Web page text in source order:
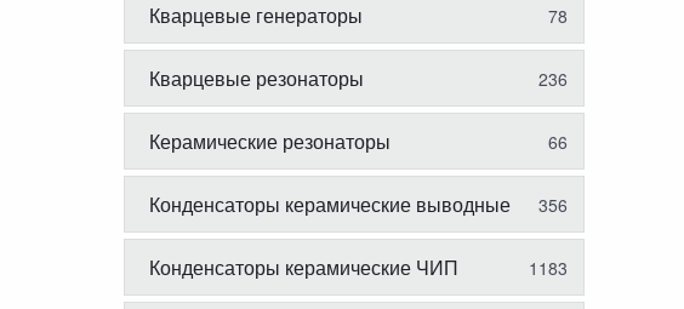
Кварцевые генераторы 78
Кварцевые резонаторы 236
Керамические резонаторы 66
Конденсаторы керамические выводные 356
Конденсаторы керамические ЧИП 1183